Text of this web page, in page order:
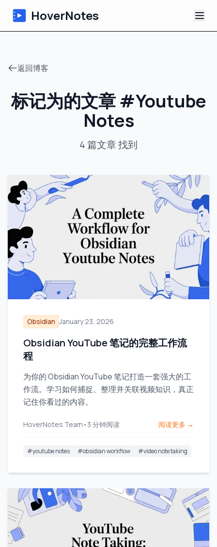
HoverNotes
AI 视频笔记
教程
关于
返回博客
标记为的文章#Youtube
Notes
4篇文章找到
Obsidian January 23, 2026
Obsidian YouTube 笔记的完整工作流
程
为你的 Obsidian YouTube 笔记打造一套强大的工
作流。学习如何捕捉、整理并关联视频知识，真正
记住你看过的内容。
HoverNotes Team • 3 分钟阅读 阅读更多 →
#youtube notes #obsidian workflow #video note taking